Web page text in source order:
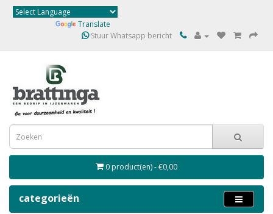
Translate
Stuur Whatsapp bericht
0 product(en) - €0,00
categorieën